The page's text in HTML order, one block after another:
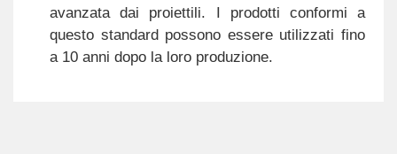
avanzata dai proiettili. I prodotti conformi a
questo standard possono essere utilizzati fino
a 10 anni dopo la loro produzione.